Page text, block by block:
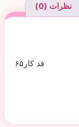
نظرات (0)
قد کار۶۵